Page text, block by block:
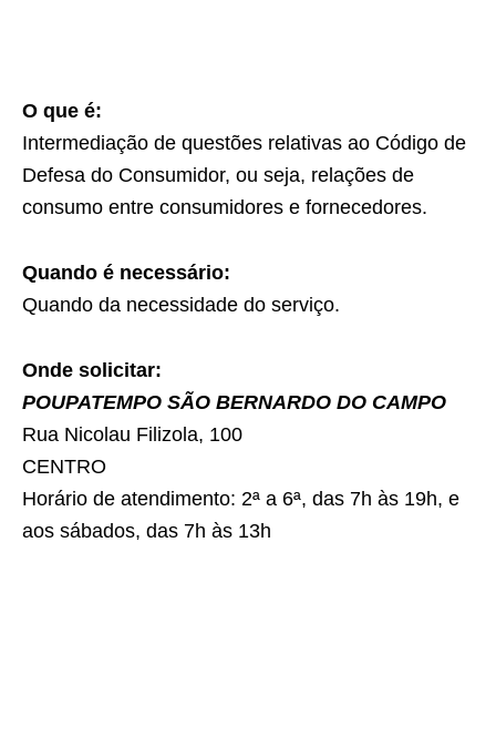
O que é:
Intermediação de questões relativas ao Código de
Defesa do Consumidor, ou seja, relações de
consumo entre consumidores e fornecedores.
Quando é necessário:
Quando da necessidade do serviço.
Onde solicitar:
POUPATEMPO SÃO BERNARDO DO CAMPO
Rua Nicolau Filizola, 100
CENTRO
Horário de atendimento: 2ª a 6ª, das 7h às 19h, e
aos sábados, das 7h às 13h